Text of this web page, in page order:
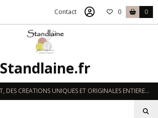
Contact 0 0
Standlaine.fr
PLUS QU'UN VETEMENT, DES CREATIONS UNIQUES ET ORIGINALES ENTIEREMENT REALISEES A LA MAIN EN FRANCE